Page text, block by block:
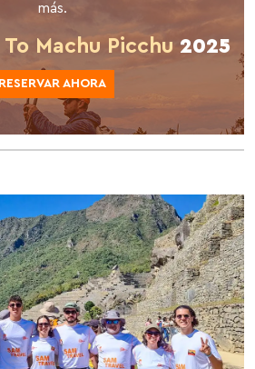
más.
To Machu Picchu 2025
RESERVAR AHORA